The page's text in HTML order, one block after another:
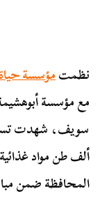
نظمتمؤسسة
مع مؤسسة
ألف طن مواد
المحافظة ضمن مبادرة 600 ألف